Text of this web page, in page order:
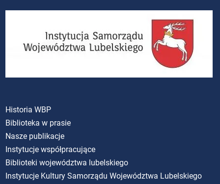
Historia WBP
Biblioteka w prasie
Nasze publikacje
Instytucje współpracujące
Biblioteki województwa lubelskiego
Instytucje Kultury Samorządu Województwa Lubelskiego